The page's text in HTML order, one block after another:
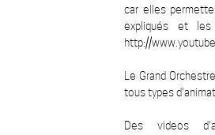
car elles
expliqués et
http://
Le Grand
tous types
Des videos